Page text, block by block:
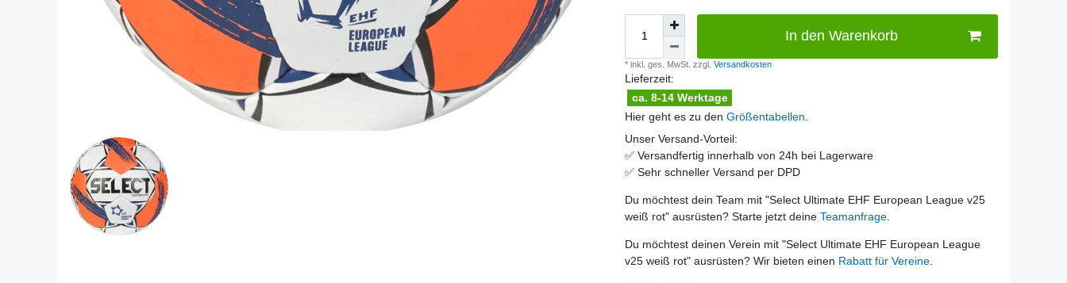
In den Warenkorb
* inkl. ges. MwSt. zzgl. Versandkosten
Lieferzeit:
ca. 8-14 Werktage
Hier geht es zu den Größentabellen
Unser Versand-Vorteil:
✅ Versandfertig innerhalb von 24h bei Lagerware
✅ Sehr schneller Versand per DPD
Du möchtest dein Team mit "Select Ultimate EHF European League v25
weiß rot" ausrüsten? Starte jetzt deine Teamanfrage
Du möchtest deinen Verein mit "Select Ultimate EHF European League
v25 weiß rot" ausrüsten? Wir bieten einen Rabatt für Vereine